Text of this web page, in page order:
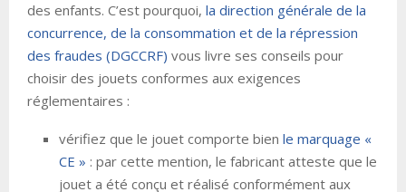
des enfants. C’est pourquoi, la direction générale de la
concurrence, de la consommation et de la répression
des fraudes (DGCCRF) vous livre ses conseils pour
choisir des jouets conformes aux exigences
réglementaires :
vérifiez que le jouet comporte bien le marquage «
CE » : par cette mention, le fabricant atteste que le
jouet a été conçu et réalisé conformément aux